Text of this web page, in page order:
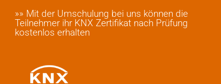
»» Mit der Umschulung bei uns können die
Teilnehmer ihr KNX Zertifikat nach Prüfung
kostenlos erhalten